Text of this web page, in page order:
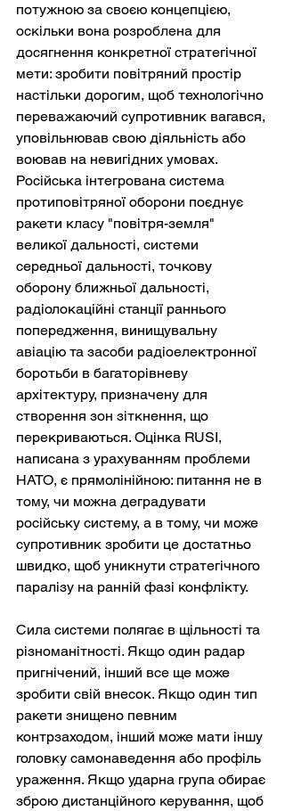
потужною за своєю концепцією,
оскільки вона розроблена для
досягнення конкретної стратегічної
мети: зробити повітряний простір
настільки дорогим, щоб технологічно
переважаючий супротивник вагався,
уповільнював свою діяльність або
воював на невигідних умовах.
Російська інтегрована система
протиповітряної оборони поєднує
ракети класу "повітря-земля"
великої дальності, системи
середньої дальності, точкову
оборону ближньої дальності,
радіолокаційні станції раннього
попередження, винищувальну
авіацію та засоби радіоелектронної
боротьби в багаторівневу
архітектуру, призначену для
створення зон зіткнення, що
перекриваються. Оцінка RUSI,
написана з урахуванням проблеми
НАТО, є прямолінійною: питання не в
тому, чи можна деградувати
російську систему, а в тому, чи може
супротивник зробити це достатньо
швидко, щоб уникнути стратегічного
паралізу на ранній фазі конфлікту.
Сила системи полягає в щільності та
різноманітності. Якщо один радар
пригнічений, інший все ще може
зробити свій внесок. Якщо один тип
ракети знищено певним
контрзаходом, інший може мати іншу
головку самонаведення або профіль
ураження. Якщо ударна група обирає
зброю дистанційного керування, щоб